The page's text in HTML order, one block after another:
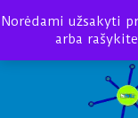
Norėdami užsakyti
arba